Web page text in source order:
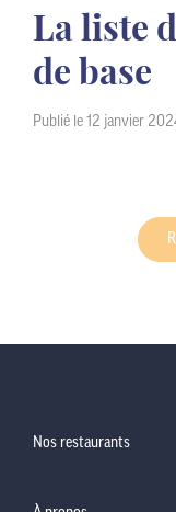
La liste
de base
Publié le 12 janvier
Nos restaurants